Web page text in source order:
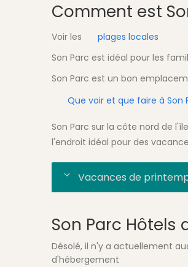
Comment est
Voir les
plages locales
Son Parc est idéal pour les
Son Parc est un bon
Que voir et que faire à Son
Son Parc sur la côte nord de
l'endroit idéal pour des
Vacances de
Son Parc Hôtels
Désolé, il n'y a actuellement
d'hébergement